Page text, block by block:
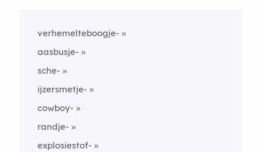
verhemelteboogje-
aasbusje-
sche-
ijzersmetje-
cowboy-
randje-
explosiestof-